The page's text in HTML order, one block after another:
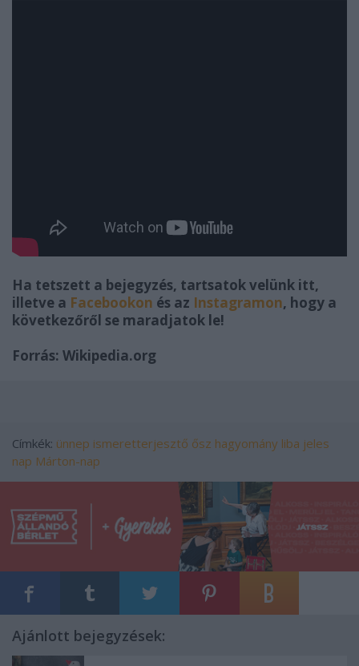
Ha tetszett a bejegyzés, tartsatok velünk itt,
illetve a Facebookon és az Instagramon, hogy a
következőről se maradjatok le!
Forrás: Wikipedia.org
Címkék: ünnep ismeretterjesztő ősz hagyomány liba jeles
nap Márton-nap
Ajánlott bejegyzések: